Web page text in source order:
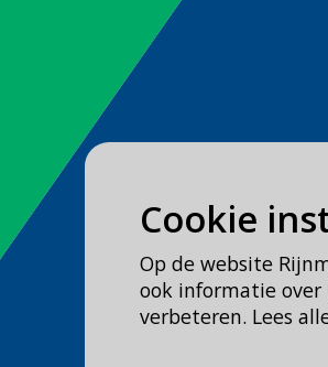
Cookie
Op de website
ook informatie
verbeteren. Lees
112
Geen spoed, wel
0900 0904